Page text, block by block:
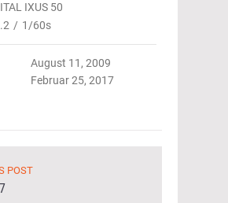
IXUS 50
/ 1/60s
August 11, 2009
Februar 25, 2017
POST